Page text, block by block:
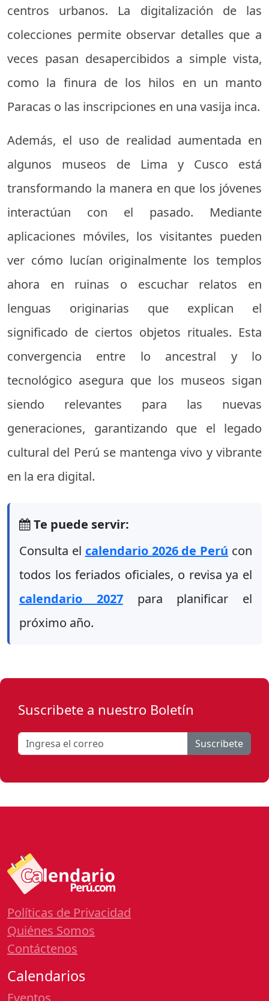
centros urbanos. La digitalización de las
colecciones permite observar detalles que a
veces pasan desapercibidos a simple vista,
como la finura de los hilos en un manto
Paracas o las inscripciones en una vasija inca.
Además, el uso de realidad aumentada en
algunos museos de Lima y Cusco está
transformando la manera en que los jóvenes
interactúan con el pasado. Mediante
aplicaciones móviles, los visitantes pueden
ver cómo lucían originalmente los templos
ahora en ruinas o escuchar relatos en
lenguas originarias que explican el
significado de ciertos objetos rituales. Esta
convergencia entre lo ancestral y lo
tecnológico asegura que los museos sigan
siendo relevantes para las nuevas
generaciones, garantizando que el legado
cultural del Perú se mantenga vivo y vibrante
en la era digital.
Te puede servir:
Consulta el calendario 2026 de Perú con
todos los feriados oficiales, o revisa ya el
calendario 2027para planificar el
próximo año.
Suscribete a nuestro Boletín
Suscribete
Políticas de Privacidad
Quiénes Somos
Contáctenos
Calendarios
Eventos